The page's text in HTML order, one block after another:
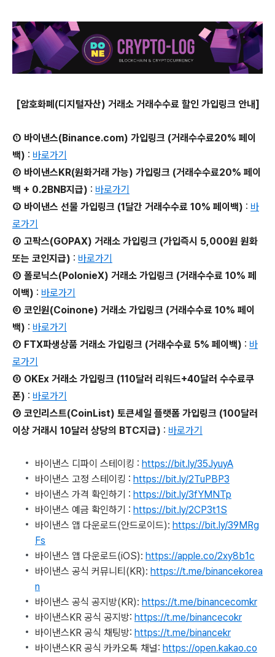
[암호화폐(디지털자산) 거래소 거래수수료 할인 가입링크 안내]
① 바이낸스(Binance.com) 가입링크 (거래수수료20% 페이
백) : 바로가기
② 바이낸스KR(원화거래 가능) 가입링크 (거래수수료20% 페이
백 + 0.2BNB지급) : 바로가기
③ 바이낸스 선물 가입링크 (1달간 거래수수료 10% 페이백) : 바
로가기
④ 고팍스(GOPAX) 거래소 가입링크 (가입즉시 5,000원 원화
또는 코인지급) : 바로가기
⑤ 폴로닉스(PolonieX) 거래소 가입링크 (거래수수료 10% 페
이백) : 바로가기
⑥ 코인원(Coinone) 거래소 가입링크 (거래수수료 10% 페이
백) : 바로가기
⑦ FTX파생상품 거래소 가입링크 (거래수수료 5% 페이백) : 바
로가기
⑧ OKEx 거래소 가입링크 (110달러 리워드+40달러 수수료쿠
폰) : 바로가기
⑨ 코인리스트(CoinList) 토큰세일 플랫폼 가입링크 (100달러
이상 거래시 10달러 상당의 BTC지급) : 바로가기
바이낸스 디파이 스테이킹 : https://bit.ly/35JyuyA
바이낸스 고정 스테이킹 : https://bit.ly/2TuPBP3
바이낸스 가격 확인하기 : https://bit.ly/3fYMNTp
바이낸스 예금 확인하기 : https://bit.ly/2CP3t1S
바이낸스 앱 다운로드(안드로이드): https://bit.ly/39MRg
Fs
바이낸스 앱 다운로드(iOS): https://apple.co/2xy8b1c
바이낸스 공식 커뮤니티(KR): https://t.me/binancekorea
n
바이낸스 공식 공지방(KR): https://t.me/binancecomkr
바이낸스KR 공식 공지방: https://t.me/binancecokr
바이낸스KR 공식 채팅방: https://t.me/binancekr
바이낸스KR 공식 카카오톡 채널: https://open.kakao.co